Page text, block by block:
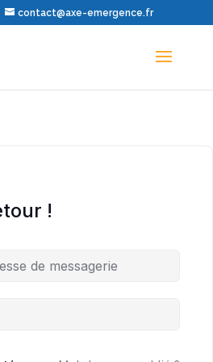
contact@axe-emergence.fr
!